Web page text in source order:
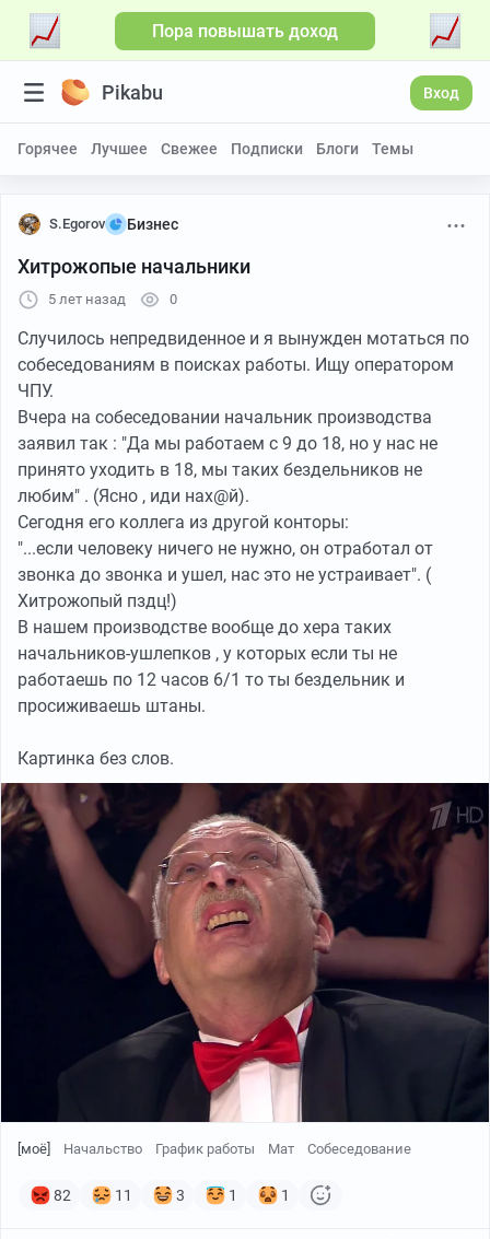
Пора повышать доход
Pikabu Вход
Горячее Лучшее Свежее Подписки Блоги Темы
S.Egorov Бизнес
Хитрожопые начальники
5 лет назад 0
Случилось непредвиденное и я вынужден мотаться по
собеседованиям в поисках работы. Ищу оператором
ЧПУ.
Вчера на собеседовании начальник производства
заявил так : "Да мы работаем с 9 до 18, но у нас не
принято уходить в 18, мы таких бездельников не
любим" . (Ясно , иди нах@й).
Сегодня его коллега из другой конторы:
"...если человеку ничего не нужно, он отработал от
звонка до звонка и ушел, нас это не устраивает". (
Хитрожопый пздц!)
В нашем производстве вообще до хера таких
начальников-ушлепков , у которых если ты не
работаешь по 12 часов 6/1 то ты бездельник и
просиживаешь штаны.
Картинка без слов.
[моё] Начальство График работы Мат Собеседование
82 11 3 1 1